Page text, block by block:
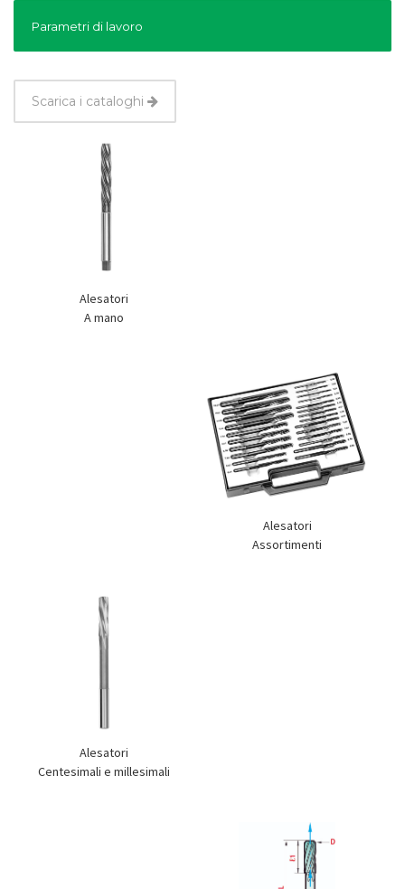
Parametri di lavoro
Scarica i cataloghi
Alesatori
A mano
Alesatori
Assortimenti
Alesatori
Centesimali e millesimali